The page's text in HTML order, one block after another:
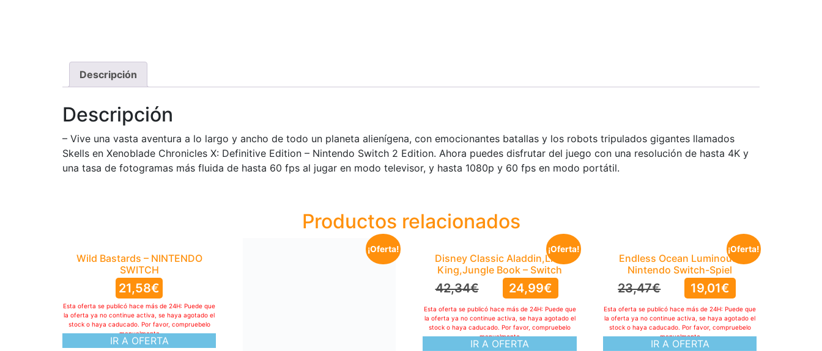
Descripción
Descripción
– Vive una vasta aventura a lo largo y ancho de todo un planeta alienígena, con emocionantes batallas y los robots tripulados gigantes llamados
Skells en Xenoblade Chronicles X: Definitive Edition – Nintendo Switch 2 Edition. Ahora puedes disfrutar del juego con una resolución de hasta 4K y
una tasa de fotogramas más fluida de hasta 60 fps al jugar en modo televisor, y hasta 1080p y 60 fps en modo portátil.
Productos relacionados
Wild Bastards – NINTENDO
SWITCH
21,58€
IR A OFERTA
Esta oferta se publicó hace más de 24H: Puede que
la oferta ya no continue activa, se haya agotado el
stock o haya caducado. Por favor, compruebelo
manualmente
¡Oferta! ¡Oferta!
Disney Classic Aladdin,Lion
King,Jungle Book – Switch
42,34€ 24,99€
IR A OFERTA
Esta oferta se publicó hace más de 24H: Puede que
la oferta ya no continue activa, se haya agotado el
stock o haya caducado. Por favor, compruebelo
manualmente
¡Oferta!
Endless Ocean Luminous,
Nintendo Switch-Spiel
23,47€ 19,01€
IR A OFERTA
Esta oferta se publicó hace más de 24H: Puede que
la oferta ya no continue activa, se haya agotado el
stock o haya caducado. Por favor, compruebelo
manualmente